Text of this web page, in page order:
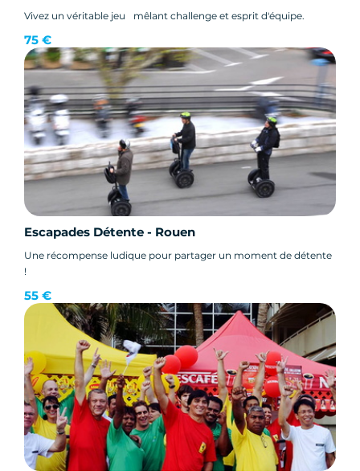
Vivez un véritable jeu mêlant challenge et esprit d'équipe.
75 €
Escapades Détente - Rouen
Une récompense ludique pour partager un moment de détente
!
55 €